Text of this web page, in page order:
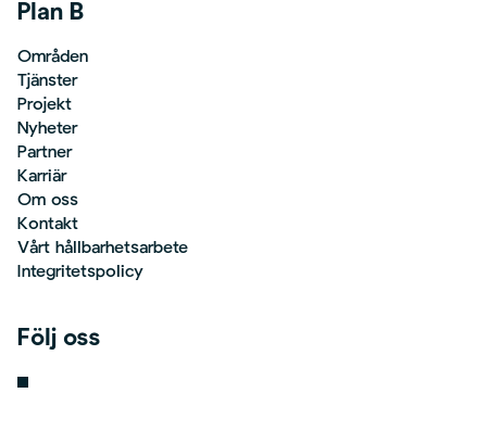
Plan B
Områden
Tjänster
Projekt
Nyheter
Partner
Karriär
Om oss
Kontakt
Vårt hållbarhetsarbete
Integritetspolicy
Följ oss